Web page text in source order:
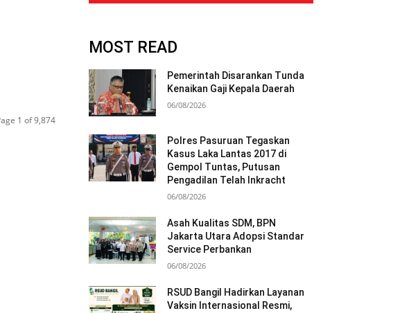
1 of 9,874
MOST READ
Pemerintah Disarankan Tunda
Kenaikan Gaji Kepala Daerah
06/08/2026
Polres Pasuruan Tegaskan
Kasus Laka Lantas 2017 di
Gempol Tuntas, Putusan
Pengadilan Telah Inkracht
06/08/2026
Asah Kualitas SDM, BPN
Jakarta Utara Adopsi Standar
Service Perbankan
06/08/2026
RSUD Bangil Hadirkan Layanan
Vaksin Internasional Resmi,